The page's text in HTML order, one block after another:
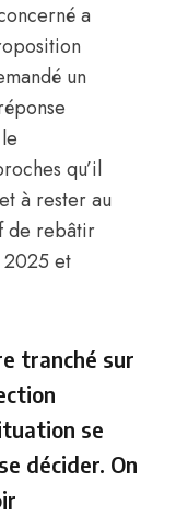
a
un
qu’il
à rester au
de rebâtir
2025 et
tranché sur
se
décider. On